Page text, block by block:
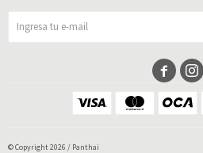
 
© Copyright 2026 / Panthai